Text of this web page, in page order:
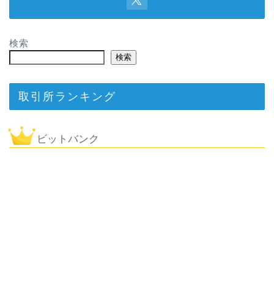
検索
検索
取引所ランキング
ビットバンク